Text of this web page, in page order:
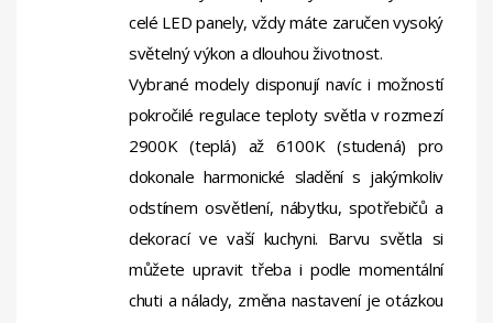
celé LED panely, vždy máte zaručen vysoký
světelný výkon a dlouhou životnost.
Vybrané modely disponují navíc i možností
pokročilé regulace teploty světla v rozmezí
2900K (teplá) až 6100K (studená) pro
dokonale harmonické sladění s jakýmkoliv
odstínem osvětlení, nábytku, spotřebičů a
dekorací ve vaší kuchyni. Barvu světla si
můžete upravit třeba i podle momentální
chuti a nálady, změna nastavení je otázkou